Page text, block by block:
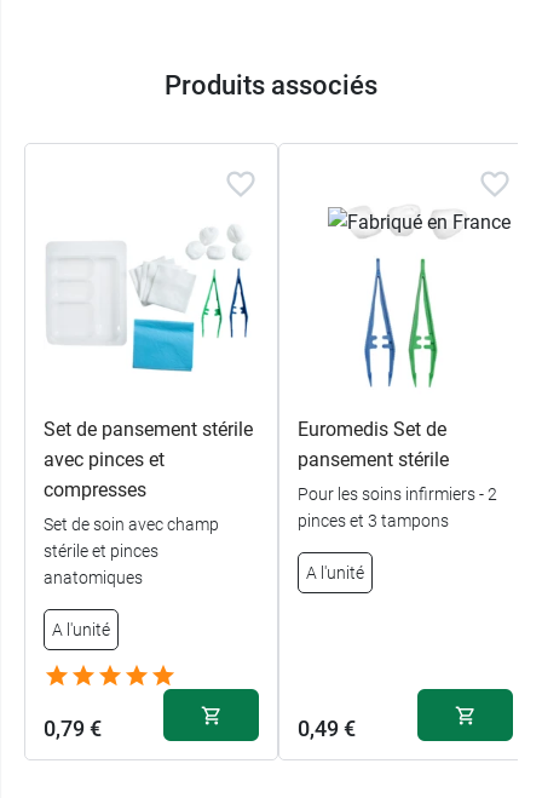
Produits associés
Set de pansement stérile
avec pinces et
compresses
Set de soin avec champ
stérile et pinces
anatomiques
A l'unité
0,79 €
Euromedis Set de
pansement stérile
Pour les soins infirmiers - 2
pinces et 3 tampons
A l'unité
0,49 €